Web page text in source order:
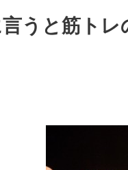
うと筋トレ